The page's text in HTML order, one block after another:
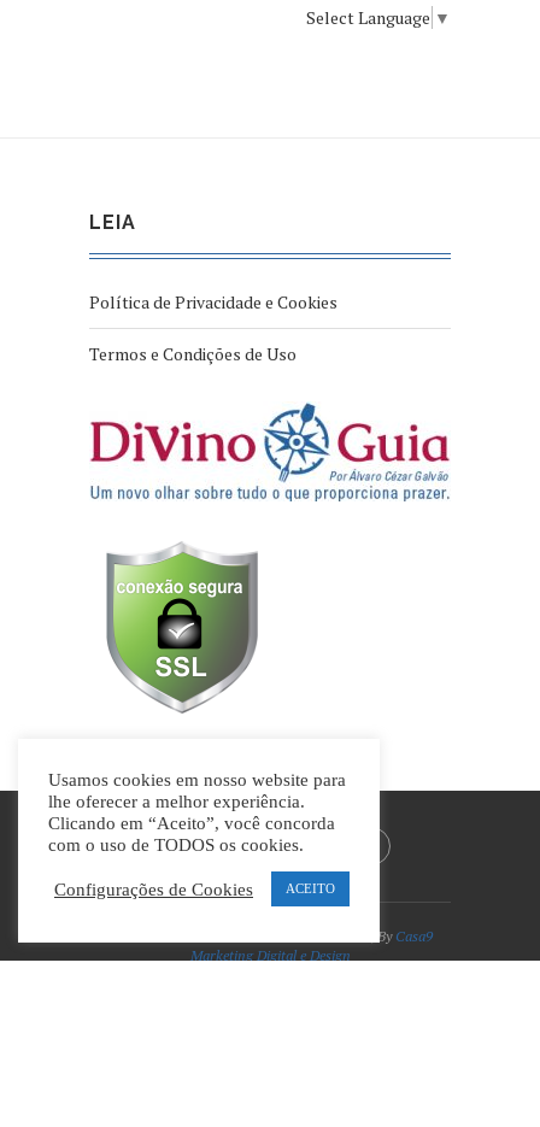
Select Language ▼
LEIA
Política de Privacidade e Cookies
Termos e Condições de Uso
Divino Guia © Todos os direitos reservados | By Casa9
Marketing Digital e Design
Usamos cookies em nosso website para
lhe oferecer a melhor experiência.
Clicando em “Aceito”, você concorda
com o uso de TODOS os cookies.
Configurações de Cookies ACEITO